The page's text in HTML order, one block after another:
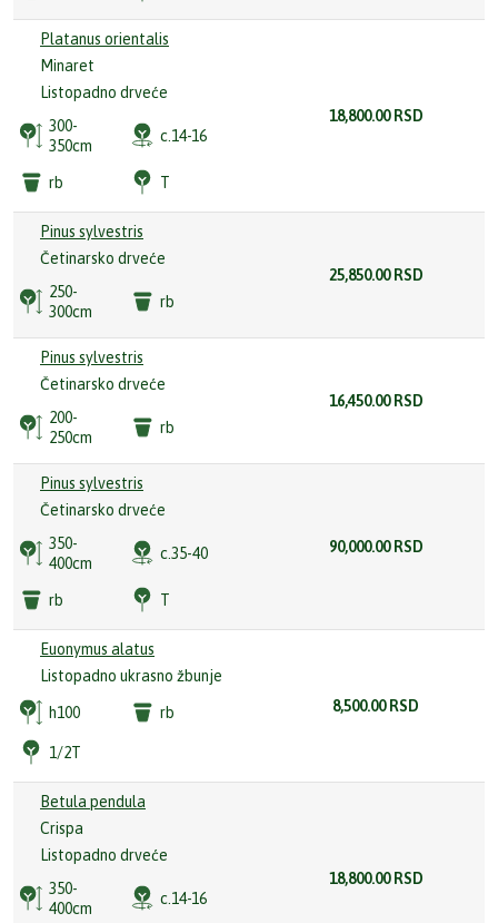
Platanus orientalis
Minaret
Listopadno drveće
300-
350cm
c.14-16
rb T
18,800.00 RSD
Pinus sylvestris
Četinarsko drveće
250-
300cm
rb
25,850.00 RSD
Pinus sylvestris
Četinarsko drveće
200-
250cm
rb
16,450.00 RSD
Pinus sylvestris
Četinarsko drveće
350-
400cm
c.35-40
rb T
90,000.00 RSD
Euonymus alatus
Listopadno ukrasno žbunje
h100 rb
1/2T
8,500.00 RSD
Betula pendula
Crispa
Listopadno drveće
350-
400cm
c.14-16
18,800.00 RSD